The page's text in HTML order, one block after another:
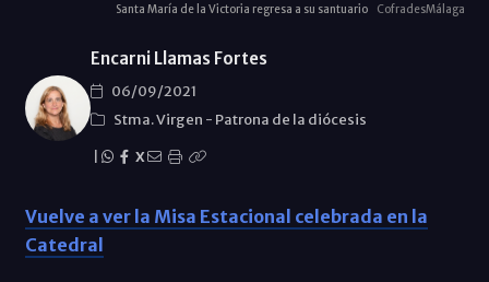
Santa María de la Victoria regresa a su santuario CofradesMálaga
Encarni Llamas Fortes
06/09/2021
Stma. Virgen - Patrona de la diócesis
X
Vuelve a ver la Misa Estacional celebrada en la
Catedral